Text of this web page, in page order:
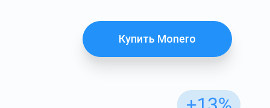
Купить Monero